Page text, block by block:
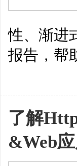
性、渐进
报告，帮
了解
&Web